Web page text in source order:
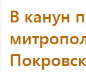
В канун